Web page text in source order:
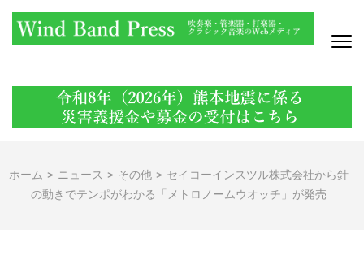
(Enter
ホーム > ニュース > その他 > セイコーインスツル株式会社から針
の動きでテンポがわかる「メトロノームウオッチ」が発売